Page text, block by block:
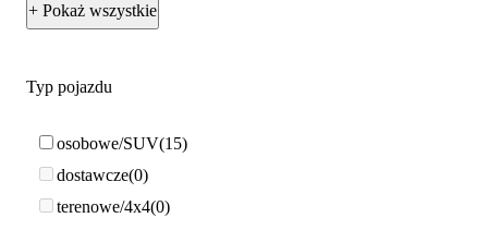
+ Pokaż wszystkie
Typ pojazdu
osobowe/SUV 15
dostawcze 0
terenowe/4x4 0